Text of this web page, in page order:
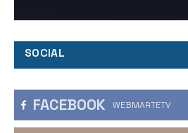
SOCIAL
FACEBOOK WEBMARTETV